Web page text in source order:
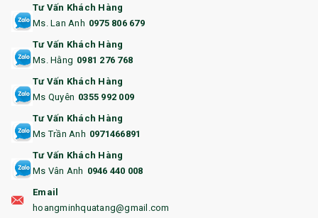
12. BÌNH NƯỚC
14. HỘP/VÍ ĐỰNG NAMECARD
15. BỘ BẤM MÓNG
16. BAO HỘ CHIẾU
18. ẤM CHÉN QUÀ TẶNG
19. ĐỒNG HỒ TREO TƯỜNG
Tư Vấn Khách Hàng
Ms. Lan Anh 0975 806 679
Tư Vấn Khách Hàng
Ms. Hằng 0981 276 768
Tư Vấn Khách Hàng
Ms Quyên 0355 992 009
Tư Vấn Khách Hàng
Ms Trần Anh 0971466891
Tư Vấn Khách Hàng
Ms Vân Anh 0946 440 008
Email
hoangminhquatang@gmail.com